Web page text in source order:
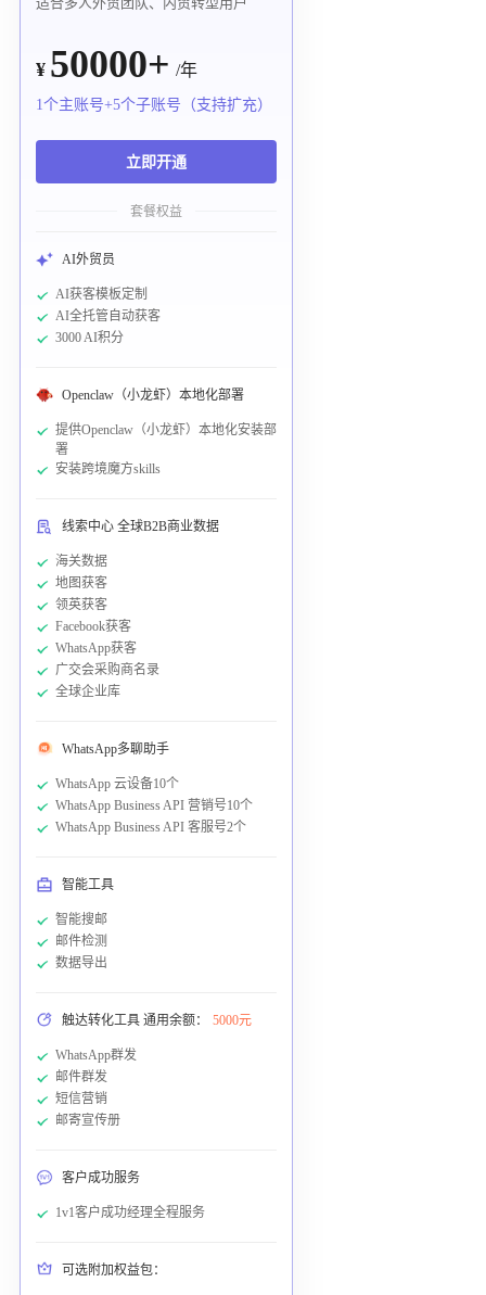
¥ 50000+ /年
1个主账号+5个子账号（支持扩充）
立即开通
套餐权益
AI外贸员
AI获客模板定制
AI全托管自动获客
3000 AI积分
Openclaw（小龙虾）本地化部署
提供Openclaw（小龙虾）本地化安装部
署
安装跨境魔方skills
线索中心 全球B2B商业数据
海关数据
地图获客
领英获客
Facebook获客
WhatsApp获客
广交会采购商名录
全球企业库
WhatsApp多聊助手
WhatsApp 云设备10个
WhatsApp Business API 营销号10个
WhatsApp Business API 客服号2个
智能工具
智能搜邮
邮件检测
数据导出
触达转化工具 通用余额： 5000元
WhatsApp群发
邮件群发
短信营销
邮寄宣传册
客户成功服务
1v1客户成功经理全程服务
可选附加权益包：